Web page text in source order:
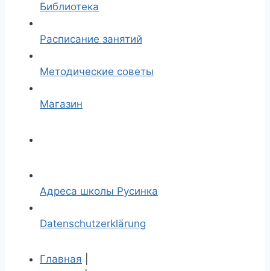
Библиотека
Расписание занятий
Методические советы
Магазин
Адреса школы Русинка
Datenschutzerklärung
Главная